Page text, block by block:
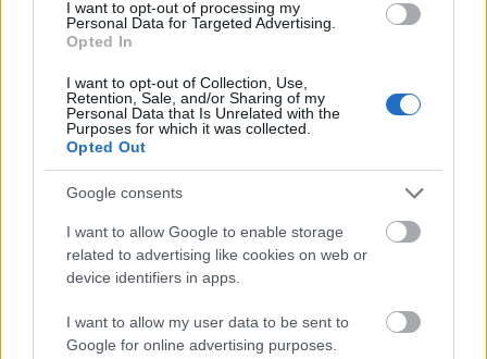
I want to opt-out of processing my
Personal Data for Targeted Advertising.
Opted In
I want to opt-out of Collection, Use,
Retention, Sale, and/or Sharing of my
Personal Data that Is Unrelated with the
Purposes for which it was collected.
Opted Out
Google consents
I want to allow Google to enable storage
related to advertising like cookies on web or
device identifiers in apps.
I want to allow my user data to be sent to
Google for online advertising purposes.